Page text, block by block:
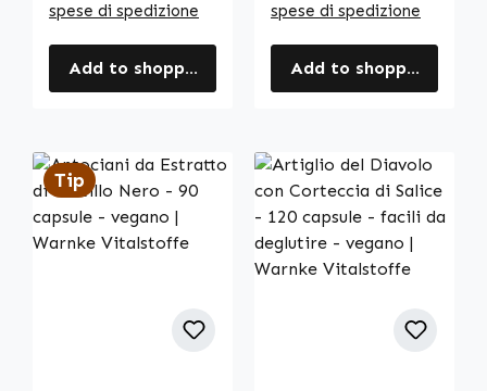
spese di spedizione
Add to shopping cart
spese di spedizione
Add to shopping cart
Tip